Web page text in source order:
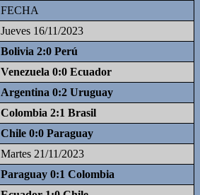
FECHA
Jueves 16/11/2023
Bolivia 2:0 Perú
Venezuela 0:0 Ecuador
Argentina 0:2 Uruguay
Colombia 2:1 Brasil
Chile 0:0 Paraguay
Martes 21/11/2023
Paraguay 0:1 Colombia